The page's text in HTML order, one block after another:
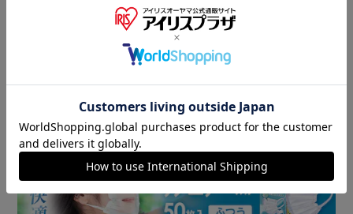
▼ 食品・飲料おすすめ ▼